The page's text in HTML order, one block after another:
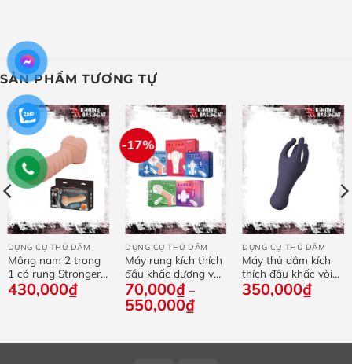
SẢN PHẨM TƯƠNG TỰ
DỤNG CỤ THỦ DÂM
Mông nam 2 trong
1 có rung Stronger
Man
430,000₫
-17%
DỤNG CỤ THỦ DÂM
Máy rung kích thích
đầu khấc dương vật
Pleasure More
70,000₫ –
550,000₫Khoảng
70,000₫
DỤNG CỤ THỦ DÂM
Máy thủ dâm kích
thích đầu khấc vòi
bạch tuộc
350,000₫